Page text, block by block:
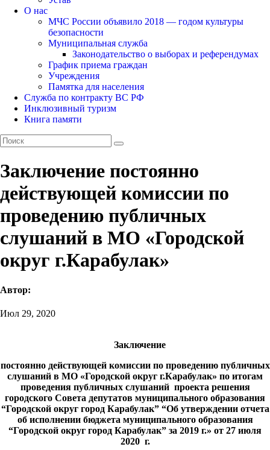
О нас
МЧС России объявило 2018 — годом культуры
безопасности
Муниципальная служба
Законодательство о выборах и референдумах
График приема граждан
Учреждения
Памятка для населения
Служба по контракту ВС РФ
Инклюзивный туризм
Книга памяти
Заключение постоянно
действующей комиссии по
проведению публичных
слушаний в МО «Городской
округ г.Карабулак»
Автор:
Июл 29, 2020
Заключение
постоянно действующей комиссии по проведению публичных
слушаний в МО «Городской округ г.Карабулак» по итогам
проведения публичных слушаний проекта решения
городского Совета депутатов муниципального образования
“Городской округ город Карабулак” “Об утверждении отчета
об исполнении бюджета муниципального образования
“Городской округ город Карабулак” за 2019 г.» от 27 июля
2020 г.